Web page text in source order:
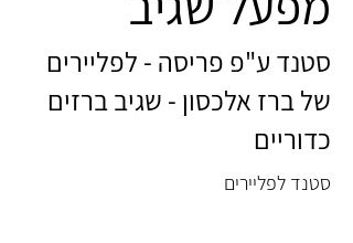
סטנד ע"פ פריסה - לפליירים
של ברז אלכסון - שגיב ברזים
כדוריים
סטנד לפליירים